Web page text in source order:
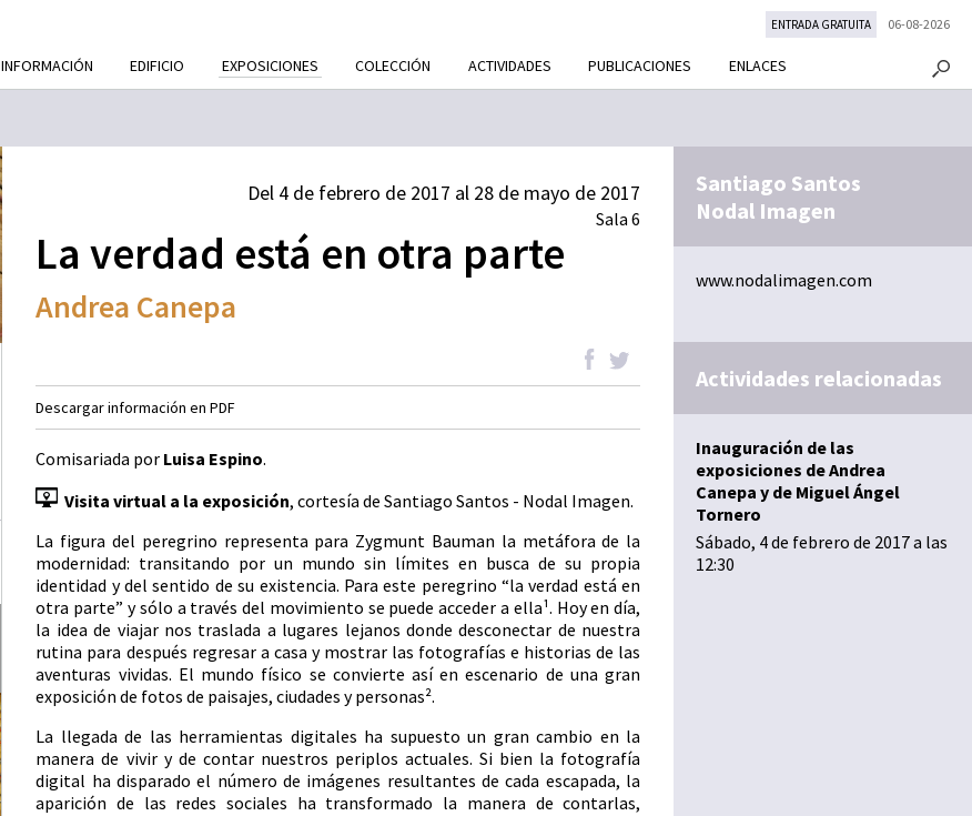
06-08-2026
ENTRADA GRATUITA
INFORMACIÓN EDIFICIO EXPOSICIONES COLECCIÓN ACTIVIDADES PUBLICACIONES ENLACES
Del 4 de febrero de 2017 al 28 de mayo de 2017
Sala 6
La verdad está en otra parte
Andrea Canepa
Descargar información en PDF
Comisariada por Luisa Espino.
Visita virtual a la exposición, cortesía de Santiago Santos - Nodal Imagen.
La figura del peregrino representa para Zygmunt Bauman la metáfora de la
modernidad: transitando por un mundo sin límites en busca de su propia
identidad y del sentido de su existencia. Para este peregrino “la verdad está en
otra parte” y sólo a través del movimiento se puede acceder a ella¹. Hoy en día,
la idea de viajar nos traslada a lugares lejanos donde desconectar de nuestra
rutina para después regresar a casa y mostrar las fotografías e historias de las
aventuras vividas. El mundo físico se convierte así en escenario de una gran
exposición de fotos de paisajes, ciudades y personas².
La llegada de las herramientas digitales ha supuesto un gran cambio en la
manera de vivir y de contar nuestros periplos actuales. Si bien la fotografía
digital ha disparado el número de imágenes resultantes de cada escapada, la
aparición de las redes sociales ha transformado la manera de contarlas,
Santiago Santos
Nodal Imagen
www.nodalimagen.com
Actividades relacionadas
Inauguración de las
exposiciones de Andrea
Canepa y de Miguel Ángel
Tornero
Sábado, 4 de febrero de 2017 a las
12:30